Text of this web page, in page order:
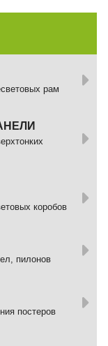
рам
коробов
пилонов
постеров